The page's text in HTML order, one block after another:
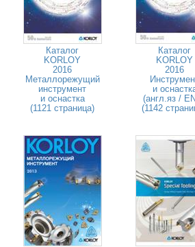
Каталог
KORLOY
2016
Металлорежущий
инструмент
и оснастка
(1121 страница)
Каталог
KORLOY
2016
и
(англ.яз /
(1142